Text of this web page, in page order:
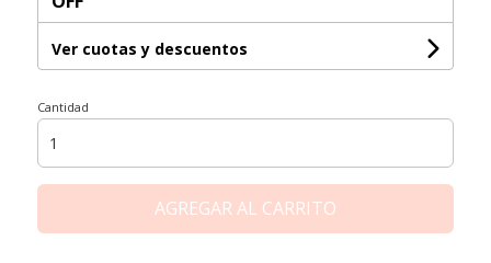
Ver cuotas y descuentos
Cantidad
AGREGAR AL CARRITO